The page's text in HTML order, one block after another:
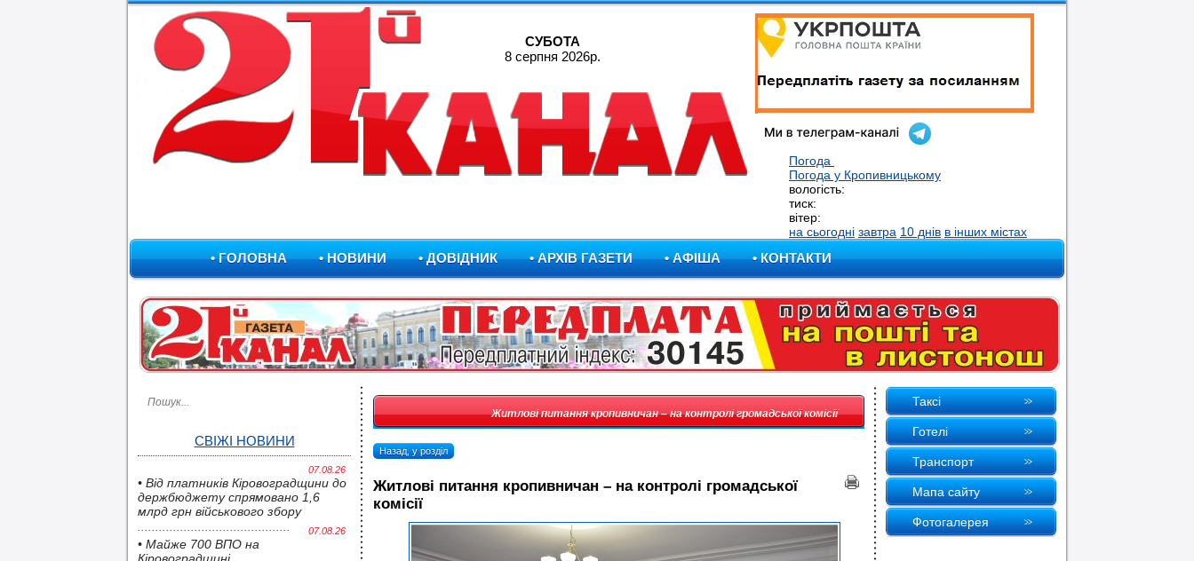
СУБОТА
8 серпня 2026р.
Погода
Погода у Кропивницькому
вологість:
тиск:
вітер:
на сьогодні завтра 10 днів в інших містах
• ГОЛОВНА • НОВИНИ • ДОВІДНИК • АРХІВ ГАЗЕТИ • АФІША • КОНТАКТИ
СВІЖІ НОВИНИ
07.08.26
• Від платників Кіровоградщини до
держбюджету спрямовано 1,6
млрд грн військового збору
07.08.26
• Майже 700 ВПО на
Житлові питання кропивничан – на контролі громадської комісії
Назад, у розділ
Житлові питання кропивничан – на контролі громадської
комісії
Таксi
Готелi
Транспорт
Мапа сайту
Фотогалерея